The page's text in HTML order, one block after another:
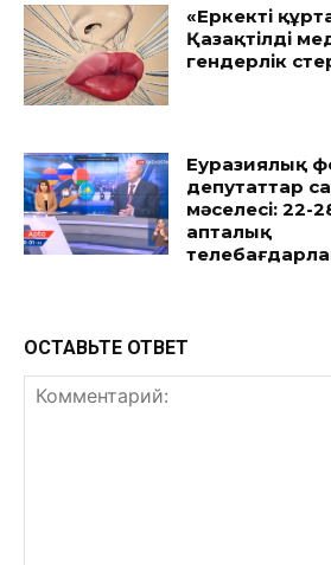
«Еркекті
Қазақтілді
гендерлік
Еуразиялық
депутаттар
мәселесі:
апталық
ОСТАВЬТЕ ОТВЕТ